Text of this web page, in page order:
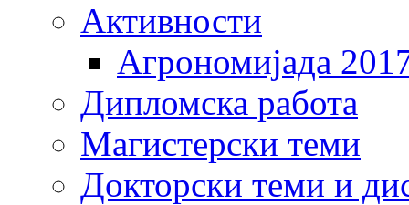
Активности
Агрономијада
Дипломска работа
Магистерски теми
Докторски теми и